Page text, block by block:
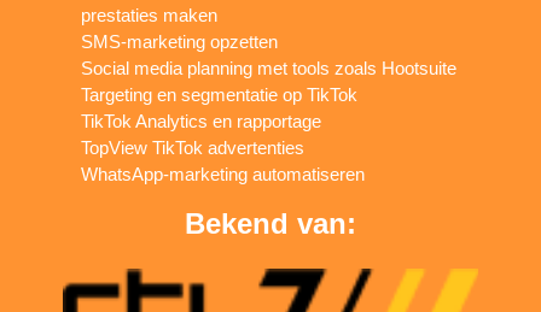
prestaties maken
SMS-marketing opzetten
Social media planning met tools zoals Hootsuite
Targeting en segmentatie op TikTok
TikTok Analytics en rapportage
TopView TikTok advertenties
WhatsApp-marketing automatiseren
Bekend van: